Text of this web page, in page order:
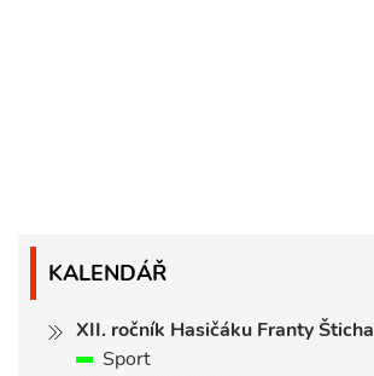
KALENDÁŘ
XII. ročník Hasičáku Franty Šticha
Sport